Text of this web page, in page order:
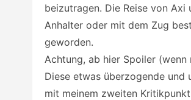
beizutragen. Die Reise von
Anhalter oder mit dem Zug
geworden.
Achtung, ab hier Spoiler
Diese etwas überzogende und
mit meinem zweiten